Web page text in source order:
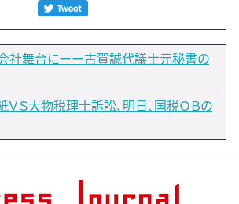
社舞台にーー古賀誠代議士元秘書の
Ｓ大物税理士訴訟、明日、国税ＯＢの